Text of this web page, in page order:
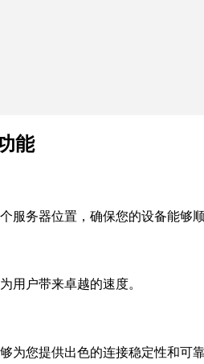
能
服务器位置，确保您的设备能够顺
用户带来卓越的速度。
为您提供出色的连接稳定性和可